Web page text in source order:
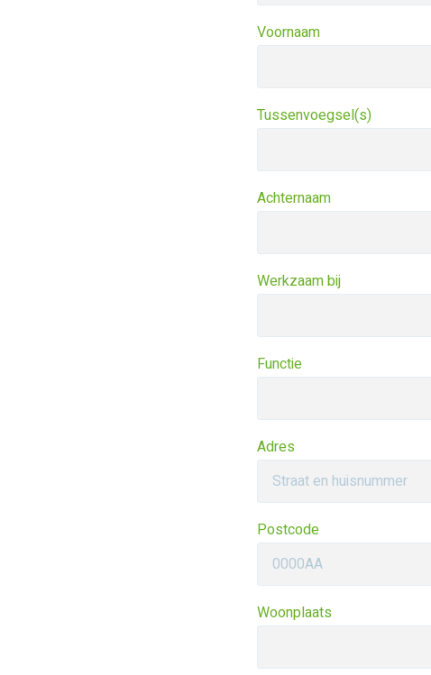
Voornaam
Tussenvoegsel(s)
Achternaam
Werkzaam bij
Functie
Adres
Postcode
Woonplaats